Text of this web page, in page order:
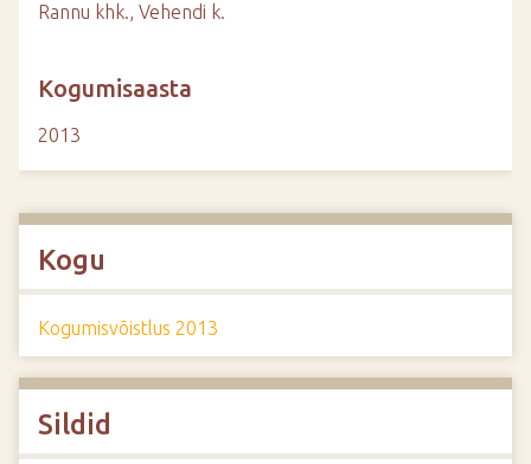
Rannu khk., Vehendi k.
Kogumisaasta
2013
Kogu
Kogumisvõistlus 2013
Sildid